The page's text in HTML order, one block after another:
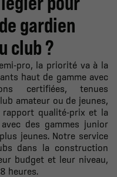
gardien
club ?
pro, la priorité va à la
haut de gamme avec
certifiées, tenues
amateur ou de jeunes,
qualité-prix et la
des gammes junior
jeunes. Notre service
dans la construction
budget et leur niveau,
heures.